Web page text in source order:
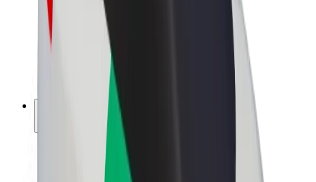
Inntekter for leveringsbud
Bolt Food-partnere